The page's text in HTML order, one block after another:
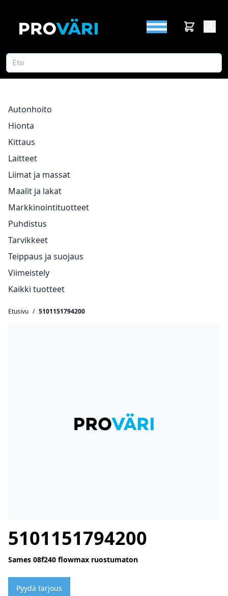
Autonhoito
Hionta
Kittaus
Laitteet
Liimat ja massat
Maalit ja lakat
Markkinointituotteet
Puhdistus
Tarvikkeet
Teippaus ja suojaus
Viimeistely
Kaikki tuotteet
Etusivu / 5101151794200
5101151794200
Sames 08f240 flowmax ruostumaton
Pyydä tarjous